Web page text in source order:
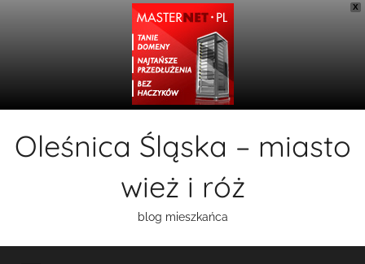
X
Oleśnica Śląska – miasto
wież i róż
blog mieszkańca